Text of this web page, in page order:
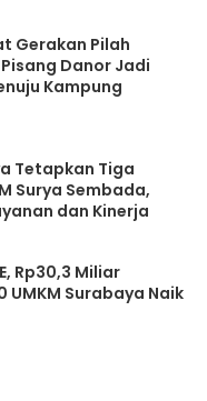
Gerakan Pilah
Danor Jadi
Kampung
Tetapkan Tiga
Surya Sembada,
dan Kinerja
Rp30,3 Miliar
UMKM Surabaya Naik